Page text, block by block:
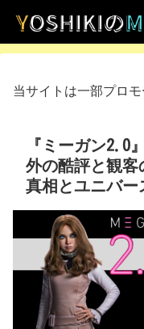
当サイトは一部プロ
『ミーガン2.0
外の酷評と観客
真相とユニバー